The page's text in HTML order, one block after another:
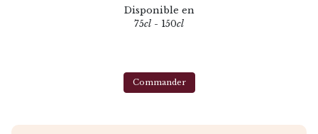
Disponible en
75cl - 150cl
Commander